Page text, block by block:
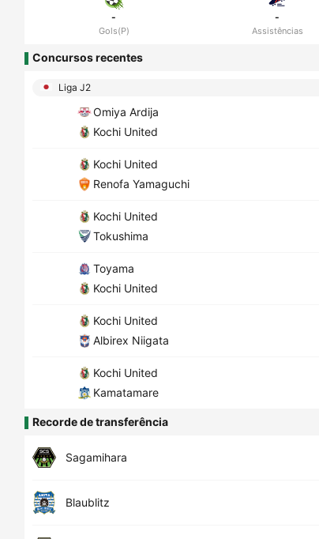
-
Gols(P)
-
Assistências
Concursos recentes
Liga J2
Omiya Ardija
Kochi United
Kochi United
Renofa Yamaguchi
Kochi United
Tokushima
Toyama
Kochi United
Kochi United
Albirex Niigata
Kochi United
Kamatamare
Recorde de transferência
Sagamihara
Blaublitz